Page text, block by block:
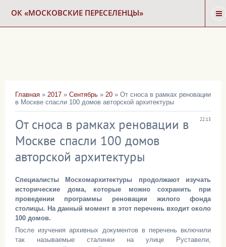
ОК «МОСКОВСКИЕ ПЕРЕСЕЛЕНЦЫ»
КАРТА СНОСА
ФОРУМ
Главная » 2017 » Сентябрь » 20 » От сноса в рамках реновации
в Москве спасли 100 домов авторской архитектуры
22:13
От сноса в рамках реновации в
Москве спасли 100 домов
авторской архитектуры
Специалисты Москомархитектуры продолжают изучать
исторические дома, которые можно сохранить при
проведении программы реновации жилого фонда
столицы. На данный момент в этот перечень входит около
100 домов.
После изучения архивных документов в перечень включили
так называемые сталинки на улице Руставели,